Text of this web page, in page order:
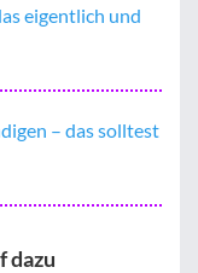
eigentlich und
– das solltest
dazu